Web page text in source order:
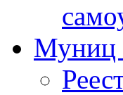
Муниц